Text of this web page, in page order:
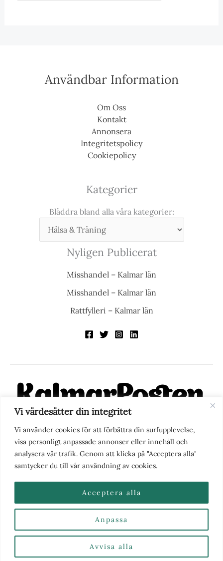
Vi värdesätter din integritet
Vi använder cookies för att förbättra din surfupplevelse,
visa personligt anpassade annonser eller innehåll och
analysera vår trafik. Genom att klicka på "Acceptera alla"
samtycker du till vår användning av cookies.
Anpassa
Avvisa alla
Acceptera alla
Användbar Information
Om Oss
Kontakt
Annonsera
Integritetspolicy
Cookiepolicy
Kategorier
Bläddra bland alla våra kategorier:
Nyligen Publicerat
Misshandel – Kalmar län
Misshandel – Kalmar län
Rattfylleri – Kalmar län
KalmarPosten är en modern lokalnyhetstidning på nätet. Med
fokus på Kalmarregionen, men också med blick för det större
perspektivet, vill vi vara din självklara kanal för nyheter,
berättelser och engagemang. KalmarPosten grundades 1988 och
fick nya ägare 2025.
Nyhetstips eller frågor?Kontakta oss
2026 | Kalmarposten.se |Se alla Kategorier & Ämnen
här